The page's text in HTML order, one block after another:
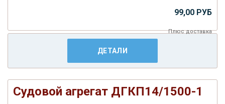
99,00 РУБ
Плюсдоставка
ДЕТАЛИ
Судовой агрегат ДГКП14/1500-1